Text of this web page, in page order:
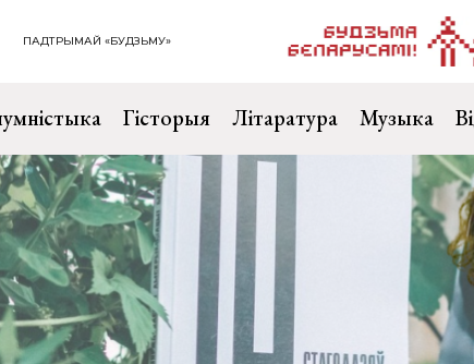
ПАДТРЫМАЙ «БУДЗЬМУ»
Гісторыя Літаратура Музыка